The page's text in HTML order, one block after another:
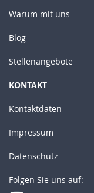
Warum mit uns
Blog
Stellenangebote
KONTAKT
Kontaktdaten
Impressum
Datenschutz
Folgen Sie uns auf: